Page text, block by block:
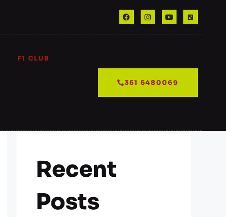
F1 CLUB
351 5480069
Recent
Posts